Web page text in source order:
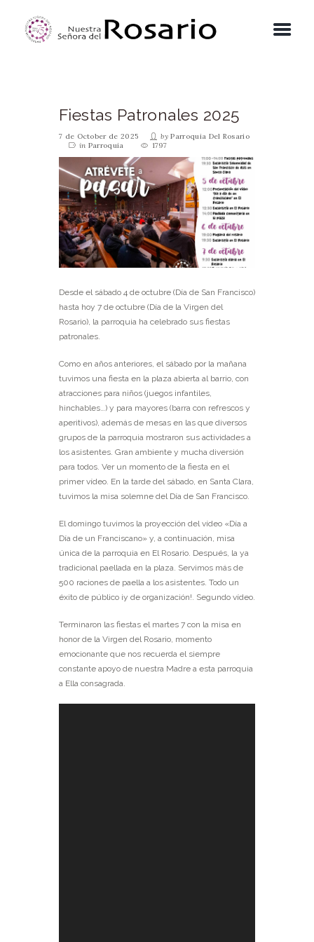
Fiestas Patronales 2025
7 de October de 2025 byParroquia Del Rosario
in Parroquia 1797
Desde el sábado 4 de octubre (Día de San Francisco)
hasta hoy 7 de octubre (Día de la Virgen del
Rosario), la parroquia ha celebrado sus fiestas
patronales.
Como en años anteriores, el sábado por la mañana
tuvimos una fiesta en la plaza abierta al barrio, con
atracciones para niños (juegos infantiles,
hinchables…) y para mayores (barra con refrescos y
aperitivos), además de mesas en las que diversos
grupos de la parroquia mostraron sus actividades a
los asistentes. Gran ambiente y mucha diversión
para todos. Ver un momento de la fiesta en el
primer vídeo. En la tarde del sábado, en Santa Clara,
tuvimos la misa solemne del Día de San Francisco.
El domingo tuvimos la proyección del vídeo «Día a
Día de un Franciscano» y, a continuación, misa
única de la parroquia en El Rosario. Después, la ya
tradicional paellada en la plaza. Servimos más de
500 raciones de paella a los asistentes. Todo un
éxito de público ¡y de organización!. Segundo vídeo.
Terminaron las fiestas el martes 7 con la misa en
honor de la Virgen del Rosario, momento
emocionante que nos recuerda el siempre
constante apoyo de nuestra Madre a esta parroquia
a Ella consagrada.